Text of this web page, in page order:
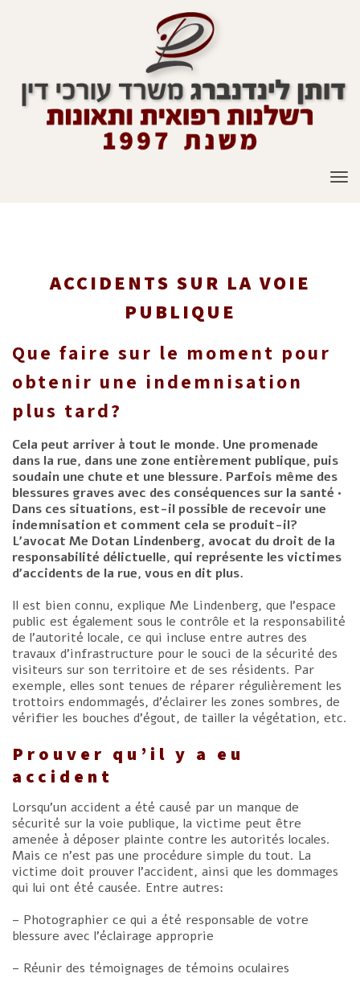
ACCIDENTS SUR LA VOIE
PUBLIQUE
Que faire sur le moment pour
obtenir une indemnisation
plus tard?
Cela peut arriver à tout le monde. Une promenade
dans la rue, dans une zone entièrement publique, puis
soudain une chute et une blessure. Parfois même des
blessures graves avec des conséquences sur la santé •
Dans ces situations, est-il possible de recevoir une
indemnisation et comment cela se produit-il?
L’avocat Me Dotan Lindenberg, avocat du droit de la
responsabilité délictuelle, qui représente les victimes
d’accidents de la rue, vous en dit plus.
Il est bien connu, explique Me Lindenberg, que l’espace
public est également sous le contrôle et la responsabilité
de l’autorité locale, ce qui incluse entre autres des
travaux d’infrastructure pour le souci de la sécurité des
visiteurs sur son territoire et de ses résidents. Par
exemple, elles sont tenues de réparer régulièrement les
trottoirs endommagés, d’éclairer les zones sombres, de
vérifier les bouches d’égout, de tailler la végétation, etc.
Prouver qu’il y a eu
accident
Lorsqu’un accident a été causé par un manque de
sécurité sur la voie publique, la victime peut être
amenée à déposer plainte contre les autorités locales.
Mais ce n’est pas une procédure simple du tout. La
victime doit prouver l’accident, ainsi que les dommages
qui lui ont été causée. Entre autres:
– Photographier ce qui a été responsable de votre
blessure avec l’éclairage approprie
– Réunir des témoignages de témoins oculaires